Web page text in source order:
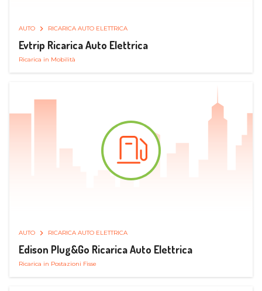
AUTO RICARICA AUTO ELETTRICA
Evtrip Ricarica Auto Elettrica
Ricarica in Mobilità
AUTO RICARICA AUTO ELETTRICA
Edison Plug&Go Ricarica Auto Elettrica
Ricarica in Postazioni Fisse